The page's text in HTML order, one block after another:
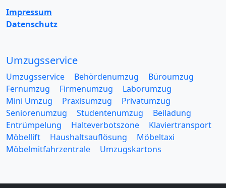
Impressum
Datenschutz
Umzugsservice
Umzugsservice Behördenumzug
Büroumzug
Fernumzug
Firmenumzug
Laborumzug
Mini Umzug
Praxisumzug
Privatumzug
Seniorenumzug
Studentenumzug
Beiladung
Entrümpelung
Halteverbotszone
Klaviertransport
Möbellift
Haushaltsauflösung
Möbeltaxi
Möbelmitfahrzentrale
Umzugskartons